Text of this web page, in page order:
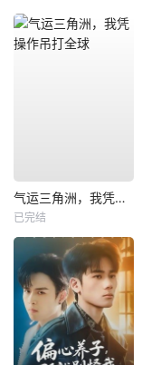
气运三角洲，我凭操作吊打全球
已完结